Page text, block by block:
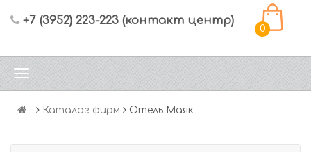
+7 (3952) 223-223 (контакт центр)
0
Каталог фирм Отель Маяк